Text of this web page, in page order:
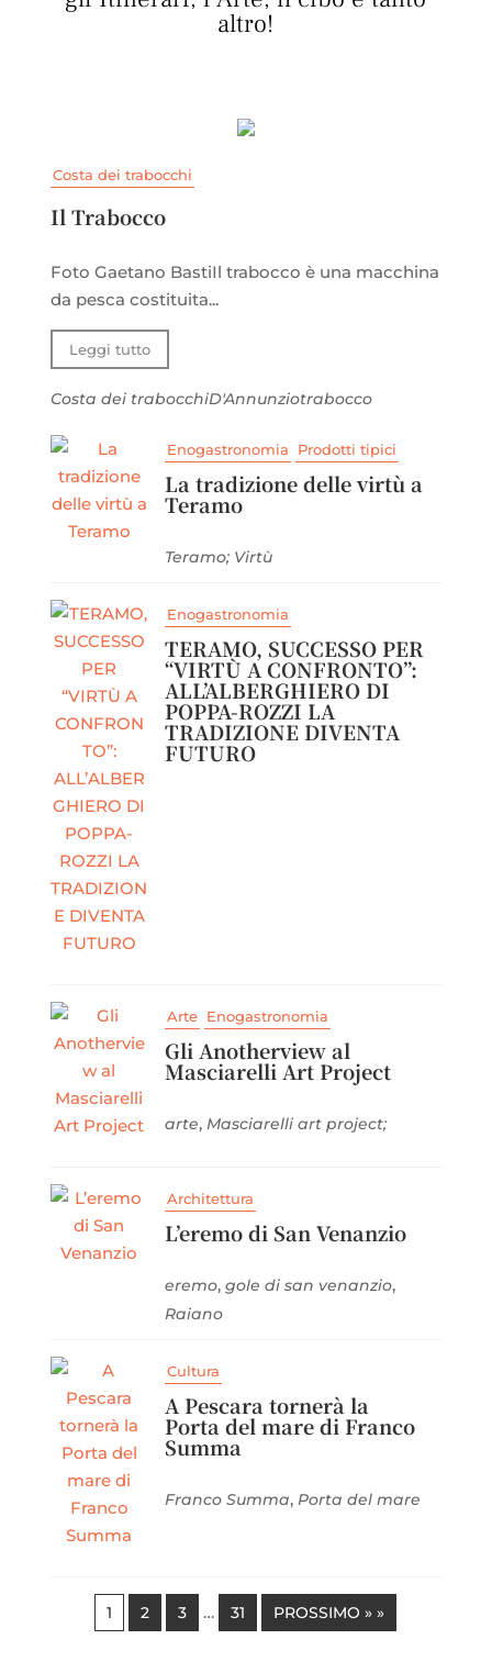
altro!
Costa dei trabocchi
Il Trabocco
Foto Gaetano BastiIl trabocco è una macchina
da pesca costituita...
Leggi tutto
Costa dei trabocchiD'Annunziotrabocco
Enogastronomia Prodotti tipici
La tradizione delle virtù a
Teramo
Teramo; Virtù
Enogastronomia
TERAMO, SUCCESSO PER
“VIRTÙ A CONFRONTO”:
ALL’ALBERGHIERO DI
POPPA-ROZZI LA
TRADIZIONE DIVENTA
FUTURO
Arte Enogastronomia
Gli Anotherview al
Masciarelli Art Project
arte, Masciarelli art project;
Architettura
L’eremo di San Venanzio
eremo, gole di san venanzio,
Raiano
Cultura
A Pescara tornerà la
Porta del mare di Franco
Summa
Franco Summa, Porta del mare
1 2 3 … 31 PROSSIMO » »